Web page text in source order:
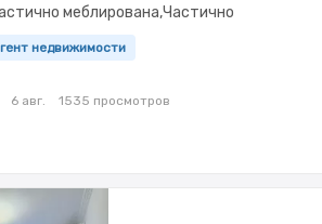
меблирована,Частично
недвижимости
6 авг. 1535 просмотров